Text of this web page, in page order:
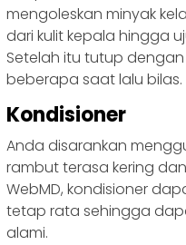
mengoleskan minyak
dari kulit kepala hingga
Setelah itu tutup
beberapa saat lalu bilas.
Kondisioner
Anda disarankan
rambut terasa kering
WebMD, kondisioner
tetap rata sehingga
alami.